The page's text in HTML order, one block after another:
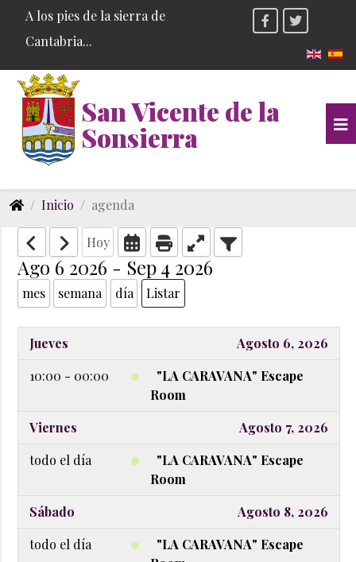
A los pies de la sierra de
Cantabria...
San Vicente de la
Sonsierra
Inicio agenda
Hoy
Ago 6 2026 - Sep 4 2026
mes semana día Listar
Jueves
Agosto 6, 2026
10:00 - 00:00
"LA CARAVANA" Escape
Room
Viernes
Agosto 7, 2026
todo el día
"LA CARAVANA" Escape
Room
Sábado
Agosto 8, 2026
todo el día
"LA CARAVANA" Escape